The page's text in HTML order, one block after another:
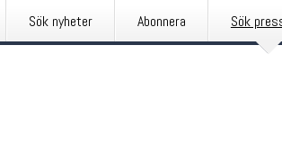
Sök nyheter Abonnera Sök